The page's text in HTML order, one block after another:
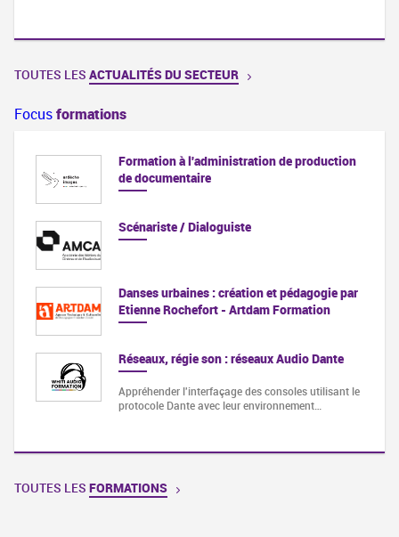
TOUTES LES ACTUALITÉS DU SECTEUR
Focusformations
Formation à l'administration de production
de documentaire
Scénariste / Dialoguiste
Danses urbaines : création et pédagogie par
Etienne Rochefort - Artdam Formation
Réseaux, régie son : réseaux Audio Dante
Appréhender l'interfaçage des consoles utilisant le
protocole Dante avec leur environnement…
TOUTES LES FORMATIONS